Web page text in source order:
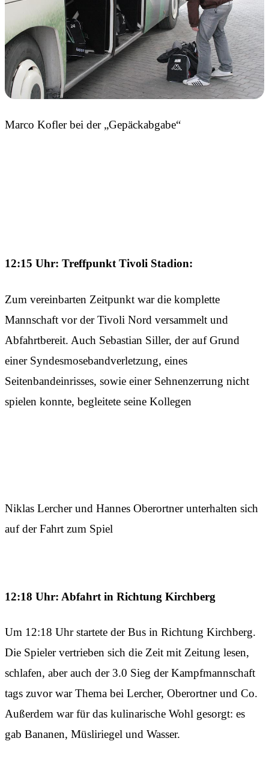
Marco Kofler bei der „Gepäckabgabe“
12:15 Uhr: Treffpunkt Tivoli Stadion:
Zum vereinbarten Zeitpunkt war die komplette
Mannschaft vor der Tivoli Nord versammelt und
Abfahrtbereit. Auch Sebastian Siller, der auf Grund
einer Syndesmosebandverletzung, eines
Seitenbandeinrisses, sowie einer Sehnenzerrung nicht
spielen konnte, begleitete seine Kollegen
Niklas Lercher und Hannes Oberortner unterhalten sich
auf der Fahrt zum Spiel
12:18 Uhr: Abfahrt in Richtung Kirchberg
Um 12:18 Uhr startete der Bus in Richtung Kirchberg.
Die Spieler vertrieben sich die Zeit mit Zeitung lesen,
schlafen, aber auch der 3.0 Sieg der Kampfmannschaft
tags zuvor war Thema bei Lercher, Oberortner und Co.
Außerdem war für das kulinarische Wohl gesorgt: es
gab Bananen, Müsliriegel und Wasser.